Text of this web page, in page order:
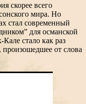
скорее всего
мира. Но
стал современный
для османской
стало как раз
произошедшее от слова